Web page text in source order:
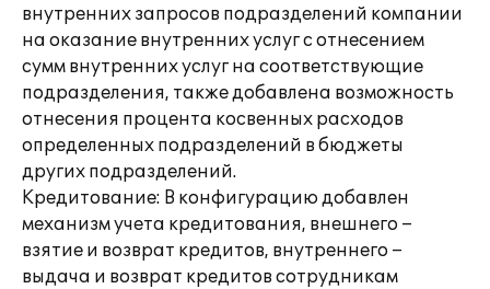
внутренних запросов подразделений компании
на оказание внутренних услуг с отнесением
сумм внутренних услуг на соответствующие
подразделения, также добавлена возможность
отнесения процента косвенных расходов
определенных подразделений в бюджеты
других подразделений.
Кредитование: В конфигурацию добавлен
механизм учета кредитования, внешнего –
взятие и возврат кредитов, внутреннего –
выдача и возврат кредитов сотрудникам